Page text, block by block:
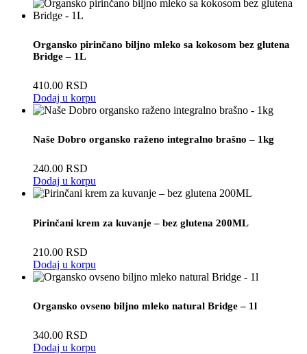
Organsko pirinčano biljno mleko sa kokosom bez glutena
Bridge – 1L
410.00 RSD
Dodaj u korpu
Naše Dobro organsko raženo integralno brašno – 1kg
240.00 RSD
Dodaj u korpu
Pirinčani krem za kuvanje – bez glutena 200ML
210.00 RSD
Dodaj u korpu
Organsko ovseno biljno mleko natural Bridge – 1l
340.00 RSD
Dodaj u korpu